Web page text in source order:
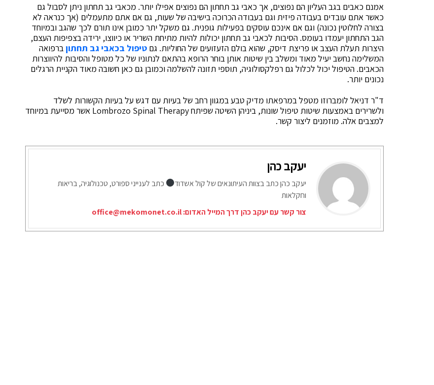
אמנם כאבים בגב העליון הם נפוצים, אך כאבי גב תחתון הם נפוצים אפילו יותר. מכאבי גב תחתון ניתן לסבול גם
כאשר אתם עובדים בעבודה פיזית וגם בעבודה הכרוכה בישיבה של שעות, גם אם אתם מתעמלים (אך כנראה לא
בצורה לחלוטין נכונה) וגם אם אינכם עוסקים בפעילות גופנית. גם משקל יתר כמובן אינו תורם לכך שהגב ובמיוחד
הגב התחתון יעמדו בעומס. הסיבות לכאבי גב תחתון יכולות להיות מתיחת השריר או כיווצו, ירידה בצפיפות העצם,
היצרות תעלת העצב או פריצת דיסק, שהוא בולם הזעזועים של החוליות. גם טיפול בכאבי גב תחתון ברפואה
המשלימה נחשב יעיל מאוד ומשלב בין שיטות אותן בוחר הרופא בהתאם לנתוניו של כל מטופל והסיבות להיווצרות
הכאבים. הטיפול יכול לכלול גם רפלקסולוגיה, תוספי תזונה להשלמה וכמובן גם כאן חשובה מאוד הקניית הרגלים
נכונים יותר.
ד"ר דניאל לומברוזו מטפל במרפאתו מדיק טבע במגוון רחב של בעיות עם דגש על בעיות הקשורות לשלד
ולשרירים באמצעות שיטות טיפול שונות, ביניהן השיטה שפיתח Lombrozo Spinal Therapy אשר מסייעת במיוחד
למצבים אלה. מוזמנים ליצור קשר.
יעקב כהן
יעקב כהן כתב בצוות העיתונאים של קול אשדוד
כתב לענייני ספורט, טכנולוגיה, בריאות
וחקלאות
צור קשר עם יעקב כהן דרך המייל האדום:office@mekomonet.co.il